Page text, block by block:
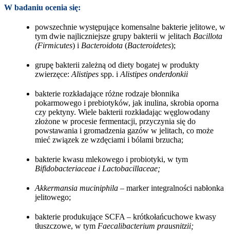
W badaniu ocenia się:
powszechnie występujące komensalne bakterie jelitowe, w
tym dwie najliczniejsze grupy bakterii w jelitach Bacillota
(Firmicutes) i Bacteroidota (Bacteroidetes);
grupę bakterii zależną od diety bogatej w produkty
zwierzęce: Alistipes spp. i Alistipes onderdonkii
bakterie rozkładające różne rodzaje błonnika
pokarmowego i prebiotyków, jak inulina, skrobia oporna
czy pektyny. Wiele bakterii rozkładając węglowodany
złożone w procesie fermentacji, przyczynia się do
powstawania i gromadzenia gazów w jelitach, co może
mieć związek ze wzdęciami i bólami brzucha;
bakterie kwasu mlekowego i probiotyki, w tym
Bifidobacteriaceae i Lactobacillaceae;
Akkermansia muciniphila – marker integralności nabłonka
jelitowego;
bakterie produkujące SCFA – krótkołańcuchowe kwasy
tłuszczowe, w tym Faecalibacterium prausnitzii;